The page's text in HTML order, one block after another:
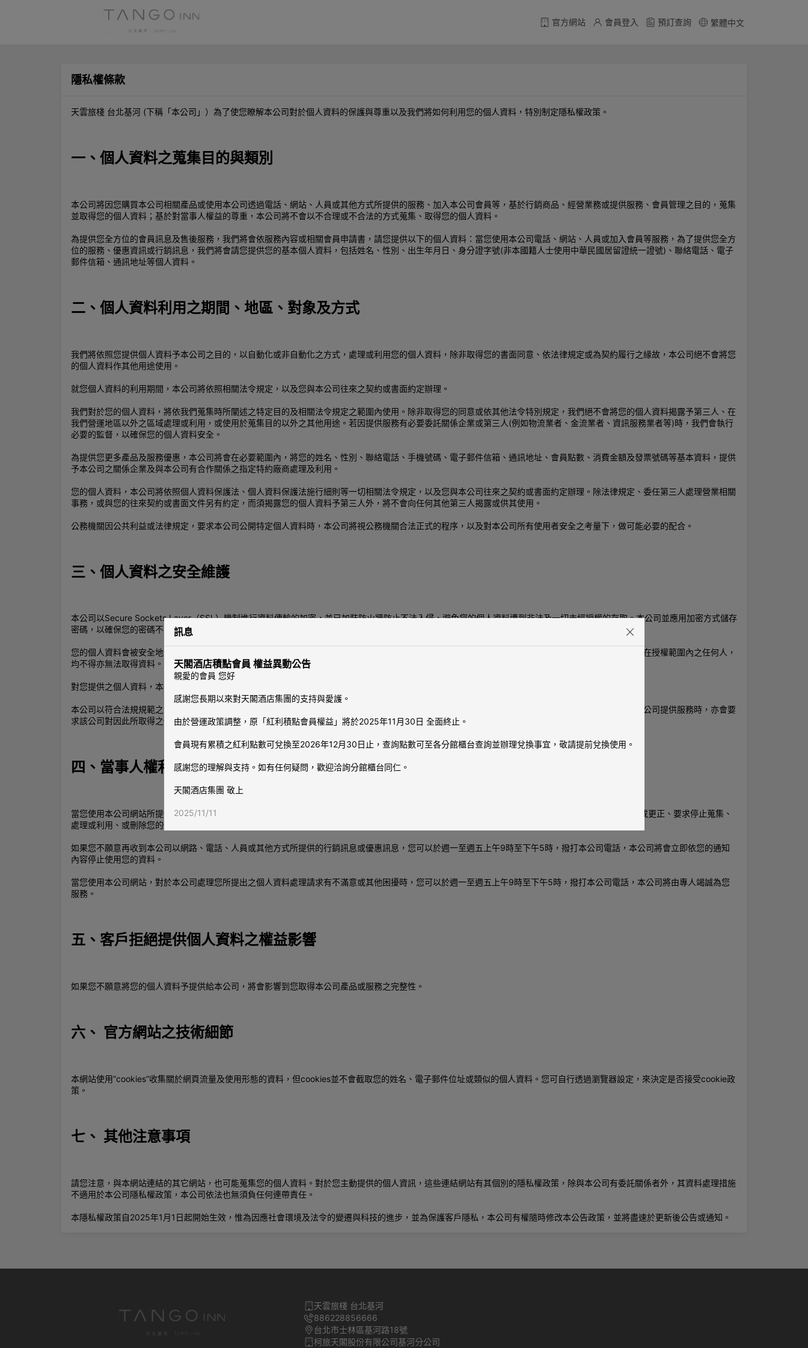
官方網站 會員登入 預訂查詢 繁體中文
隱私權條款
天雲旅棧 台北基河 (下稱「本公司」）為了使您瞭解本公司對於個人資料的保護與尊重以及我們將如何利用您的個人資料，特別制定隱私權政策。
一、個人資料之蒐集目的與類別
本公司將因您購買本公司相關產品或使用本公司透過電話、網站、人員或其他方式所提供的服務、加入本公司會員等，基於行銷商品、經營業務或提供服務、會員管理之目的，蒐集
並取得您的個人資料；基於對當事人權益的尊重，本公司將不會以不合理或不合法的方式蒐集、取得您的個人資料。
為提供您全方位的會員訊息及售後服務，我們將會依服務內容或相關會員申請書，請您提供以下的個人資料：當您使用本公司電話、網站、人員或加入會員等服務，為了提供您全方
位的服務、優惠資訊或行銷訊息，我們將會請您提供您的基本個人資料，包括姓名、性別、出生年月日、身分證字號(非本國籍人士使用中華民國居留證統一證號)、聯絡電話、電子
郵件信箱、通訊地址等個人資料。
二、個人資料利用之期間、地區、對象及方式
我們將依照您提供個人資料予本公司之目的，以自動化或非自動化之方式，處理或利用您的個人資料，除非取得您的書面同意、依法律規定或為契約履行之緣故，本公司絕不會將您
的個人資料作其他用途使用。
就您個人資料的利用期間，本公司將依照相關法令規定，以及您與本公司往來之契約或書面約定辦理。
我們對於您的個人資料，將依我們蒐集時所闡述之特定目的及相關法令規定之範圍內使用。除非取得您的同意或依其他法令特別規定，我們絕不會將您的個人資料揭露予第三人、在
我們營運地區以外之區域處理或利用，或使用於蒐集目的以外之其他用途。若因提供服務有必要委託關係企業或第三人(例如物流業者、金流業者、資訊服務業者等)時，我們會執行
必要的監督，以確保您的個人資料安全。
為提供您更多產品及服務優惠，本公司將會在必要範圍內，將您的姓名、性別、聯絡電話、手機號碼、電子郵件信箱、通訊地址、會員點數、消費金額及發票號碼等基本資料，提供
予本公司之關係企業及與本公司有合作關係之指定特約廠商處理及利用。
您的個人資料，本公司將依照個人資料保護法、個人資料保護法施行細則等一切相關法令規定，以及您與本公司往來之契約或書面約定辦理。除法律規定、委任第三人處理營業相關
事務，或與您的往來契約或書面文件另有約定，而須揭露您的個人資料予第三人外，將不會向任何其他第三人揭露或供其使用。
公務機關因公共利益或法律規定，要求本公司公開特定個人資料時，本公司將視公務機關合法正式的程序，以及對本公司所有使用者安全之考量下，做可能必要的配合。
三、個人資料之安全維護
本公司以Secure Sockets Layer（SSL）機制進行資料傳輸的加密，並已加裝防火牆防止不法入侵，避免您的個人資料遭到非法及一切未經授權的存取。本公司並應用加密方式儲存
密碼，以確保您的密碼不會遭到非法竊取或外洩。
您的個人資料會被安全地保存在本公司的資料庫系統或管制區域中。同時，任何人均須在本公司訂定之資料授權管理規範下，進行資料之取得與使用，而不在授權範圍內之任何人，
均不得亦無法取得資料。
對您提供之個人資料，本公司將依法定保存期限為妥當之保護，避免遺失或未經授權之使用、刪除、修改、再處理或公開。
本公司以符合法規規範之實體、電子、流程安全標準來處理您的個人資料。本公司並訓練員工，以適當的處理方式來處理您的個人資料。當本公司委由其他公司提供服務時，亦會要
求該公司對因此所取得之個人資料予以保密、保護，並符合一切法規規範。
四、當事人權利行使方式與申訴管道
當您使用本公司網站所提供的服務，您可以於週一至週五上午9時至下午5時，撥打本公司電話 ，要求查詢或請求、閱覽您的個人資料或製給複製本、補充或更正、要求停止蒐集、
處理或利用、或刪除您的個人資料，本公司將由專人竭誠為您服務。
如果您不願意再收到本公司以網路、電話、人員或其他方式所提供的行銷訊息或優惠訊息，您可以於週一至週五上午9時至下午5時，撥打本公司電話，本公司將會立即依您的通知
內容停止使用您的資料。
當您使用本公司網站，對於本公司處理您所提出之個人資料處理請求有不滿意或其他困擾時，您可以於週一至週五上午9時至下午5時，撥打本公司電話，本公司將由專人竭誠為您
服務。
五、客戶拒絕提供個人資料之權益影響
如果您不願意將您的個人資料予提供給本公司，將會影響到您取得本公司產品或服務之完整性。
六、 官方網站之技術細節
本網站使用”cookies”收集關於網頁流量及使用形態的資料，但cookies並不會截取您的姓名、電子郵件位址或類似的個人資料。您可自行透過瀏覽器設定，來決定是否接受cookie政
策。
七、 其他注意事項
請您注意，與本網站連結的其它網站，也可能蒐集您的個人資料。對於您主動提供的個人資訊，這些連結網站有其個別的隱私權政策，除與本公司有委託關係者外，其資料處理措施
不適用於本公司隱私權政策，本公司依法也無須負任何連帶責任。
本隱私權政策自2025年1月1日起開始生效，惟為因應社會環境及法令的變遷與科技的進步，並為保護客戶隱私，本公司有權隨時修改本公告政策，並將盡速於更新後公告或通知。
訊息
天閣酒店積點會員 權益異動公告
親愛的會員 您好
感謝您長期以來對天閣酒店集團的支持與愛護。
由於營運政策調整，原「紅利積點會員權益」將於2025年11月30日 全面終止。
會員現有累積之紅利點數可兌換至2026年12月30日止，查詢點數可至各分館櫃台查詢並辦理兌換事宜，敬請提前兌換使用。
感謝您的理解與支持。如有任何疑問，歡迎洽詢分館櫃台同仁。
天閣酒店集團 敬上
2025/11/11
天雲旅棧 台北基河
886228856666
台北市士林區基河路18號
柯旅天閣股份有限公司基河分公司